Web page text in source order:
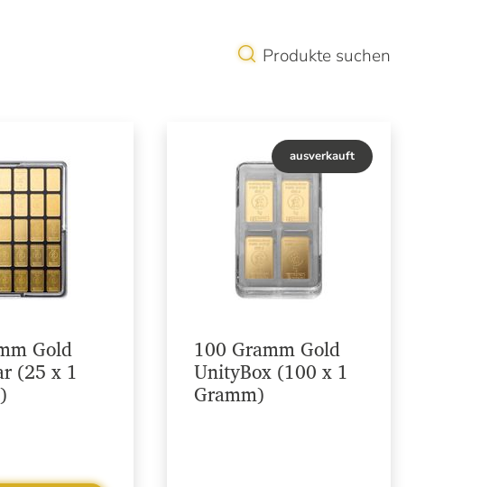
Produkte suchen
Gold
(25 x 1
ausverkauft
100 Gramm Gold
UnityBox (100 x 1
Gramm)